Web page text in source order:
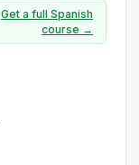
Get a full Spanish
course →